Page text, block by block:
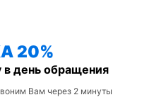
20%
в день обращения
Вам через 2 минуты